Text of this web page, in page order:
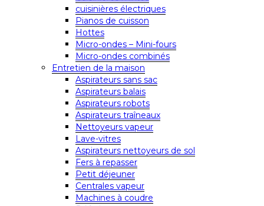
cuisinières électriques
Pianos de cuisson
Hottes
Micro-ondes – Mini-fours
Micro-ondes combinés
Entretien de la maison
Aspirateurs sans sac
Aspirateurs balais
Aspirateurs robots
Aspirateurs traîneaux
Nettoyeurs vapeur
Lave-vitres
Aspirateurs nettoyeurs de sol
Fers à repasser
Petit déjeuner
Centrales vapeur
Machines à coudre